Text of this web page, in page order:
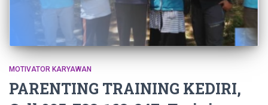
MOTIVATOR KARYAWAN
PARENTING TRAINING KEDIRI,